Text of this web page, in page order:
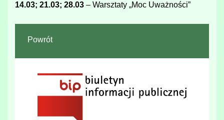
14.03; 21.03; 28.03 – Warsztaty „Moc Uważności”
Powrót